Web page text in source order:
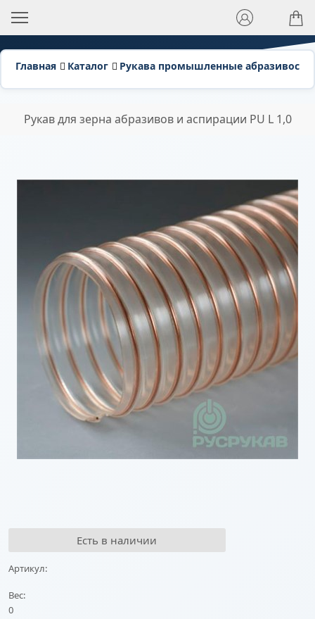
Главная Каталог Рукава промышленные
Рукав для зерна абразивов и аспирации PU L 1,0
Есть в наличии
Артикул:
Вес:
0